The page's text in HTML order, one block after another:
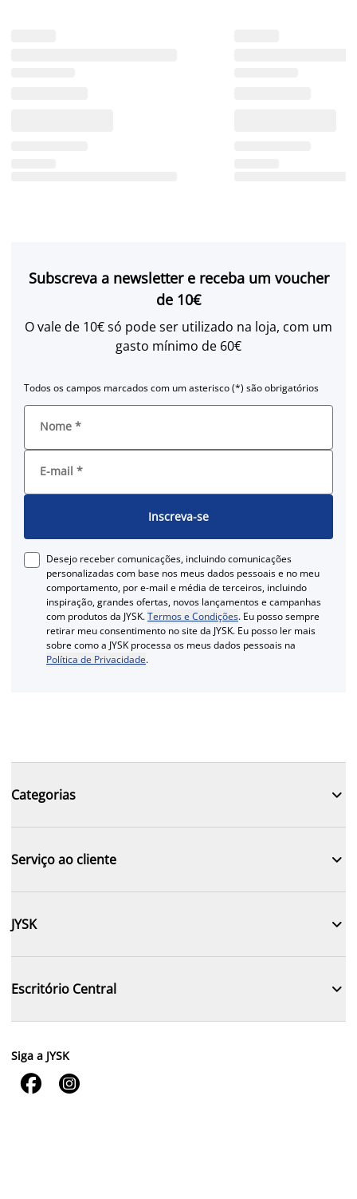
Subscreva a newsletter e receba um voucher
de 10€
O vale de 10€ só pode ser utilizado na loja, com um
gasto mínimo de 60€
Todos os campos marcados com um asterisco (*) são obrigatórios
Nome *
E-mail *
Inscreva-se
Desejo receber comunicações, incluindo comunicações
personalizadas com base nos meus dados pessoais e no meu
comportamento, por e-mail e média de terceiros, incluindo
inspiração, grandes ofertas, novos lançamentos e campanhas
com produtos da JYSK.Termos e Condições. Eu posso sempre
retirar meu consentimento no site da JYSK. Eu posso ler mais
sobre como a JYSK processa os meus dados pessoais na
Política de Privacidade.
Categorias 
Serviço ao cliente 
JYSK 
Escritório Central 
Siga a JYSK
 